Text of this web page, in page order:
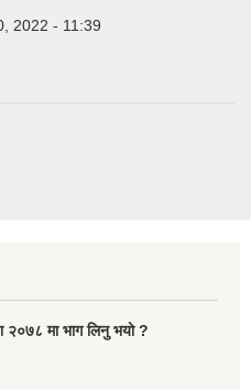
2022 - 11:39
२०७८ मा भाग लिनु भयो ?